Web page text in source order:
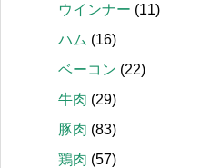
ウインナー (11)
ハム (16)
ベーコン (22)
牛肉 (29)
豚肉 (83)
鶏肉 (57)